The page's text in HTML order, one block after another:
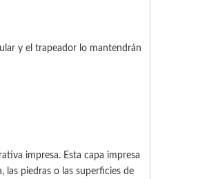
y el trapeador lo mantendrán
impresa. Esta capa impresa
las piedras o las superficies de